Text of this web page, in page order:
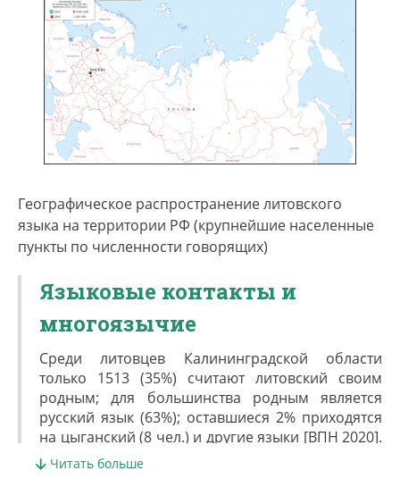
Географическое распространение литовского
языка на территории РФ (крупнейшие населенные
пункты по численности говорящих)
Языковые контакты и
многоязычие
Среди литовцев Калининградской области
только 1513 (35%) считают литовский своим
родным; для большинства родным является
русский язык (63%); оставшиеся 2% приходятся
на цыганский (8 чел.) и другие языки [ВПН 2020].
На территории региона носители литовского
преимущественно контактируют с носителями
Читать больше